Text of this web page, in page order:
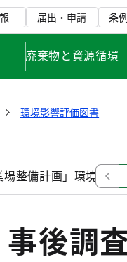
届出・申請 条
廃棄物と資源循環
環境影響評価図書
場整備計画」環境影響
後調